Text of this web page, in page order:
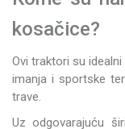
kosačice?
Ovi traktori su
imanja i sportske
trave.
Uz odgovarajuću